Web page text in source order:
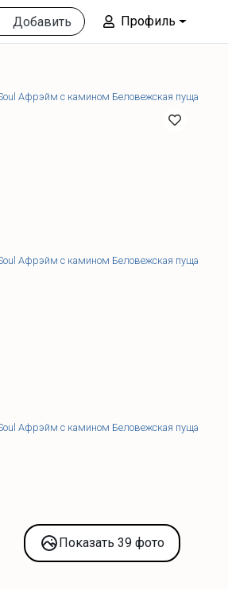
Добавить Профиль
Показать 39 фото